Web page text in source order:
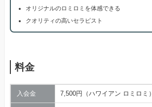
オリジナルのロミロミを体感できる
クオリティの高いセラピスト
料金
入会金 7,500円（ハワイアン ロミロミ）